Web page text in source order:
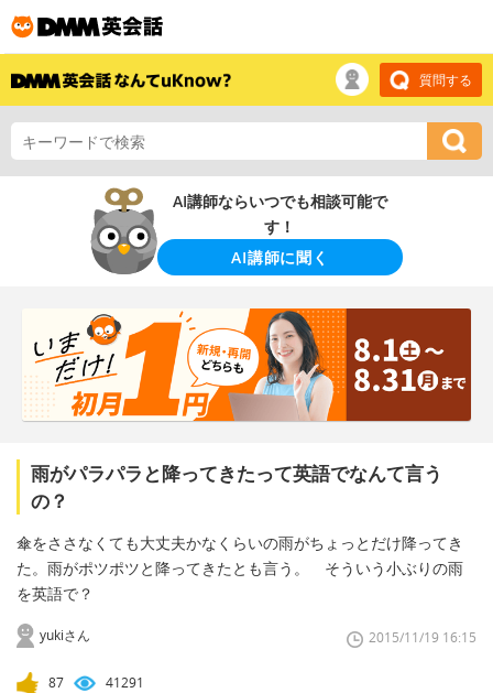
質問する
AI講師ならいつでも相談可能で
す！
AI講師に聞く
雨がパラパラと降ってきたって英語でなんて言う
の？
傘をささなくても大丈夫かなくらいの雨がちょっとだけ降ってき
た。雨がポツポツと降ってきたとも言う。 そういう小ぶりの雨
を英語で？
yukiさん 2015/11/19 16:15
87 41291